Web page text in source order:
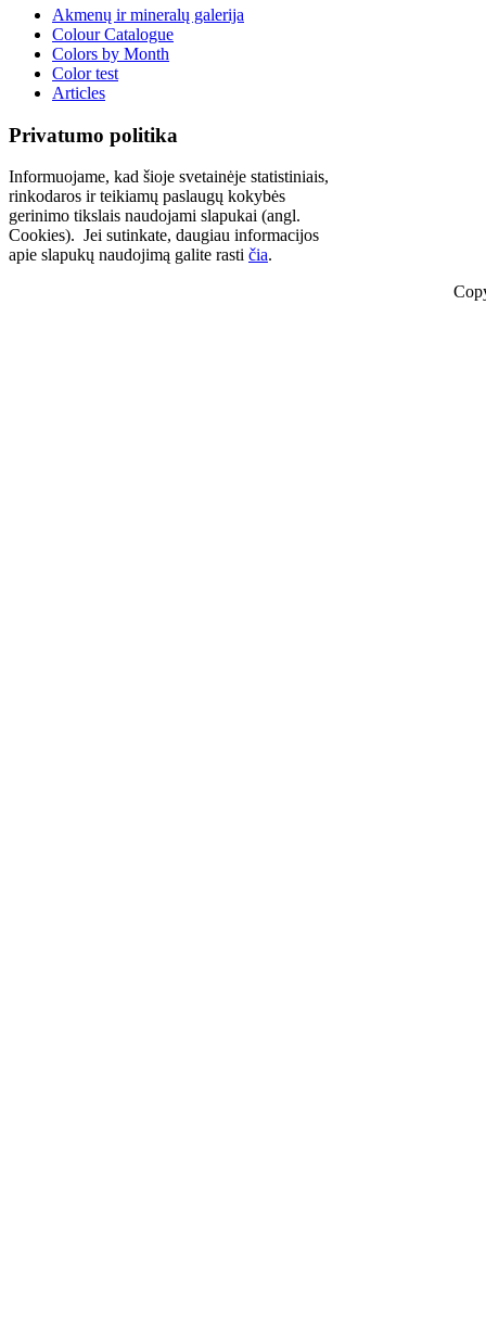
Akmenų ir mineralų galerija
Colour Catalogue
Colors by Month
Color test
Articles
Privatumo politika
Informuojame, kad šioje svetainėje statistiniais,
rinkodaros ir teikiamų paslaugų kokybės
gerinimo tikslais naudojami slapukai (angl.
Cookies). Jei sutinkate, daugiau informacijos
apie slapukų naudojimą galite rasti čia.